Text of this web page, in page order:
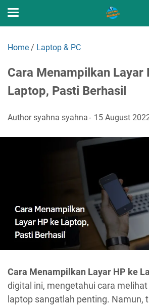
Home / Laptop & PC
Cara Menampilkan Layar
Laptop, Pasti Berhasil
Authorsyahna syahna 15 August
Cara Menampilkan Layar HP ke
digital ini, mengetahui cara melihat
laptop sangatlah penting. Namun,